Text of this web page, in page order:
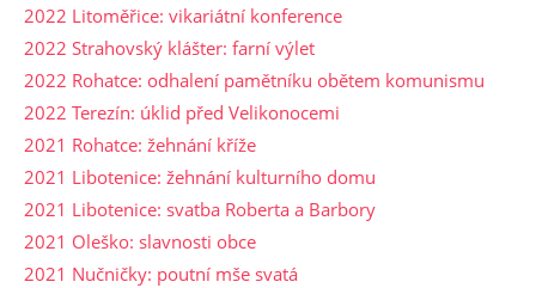
2022 Litoměřice: vikariátní konference
2022 Strahovský klášter: farní výlet
2022 Rohatce: odhalení pamětníku obětem komunismu
2022 Terezín: úklid před Velikonocemi
2021 Rohatce: žehnání kříže
2021 Libotenice: žehnání kulturního domu
2021 Libotenice: svatba Roberta a Barbory
2021 Oleško: slavnosti obce
2021 Nučničky: poutní mše svatá